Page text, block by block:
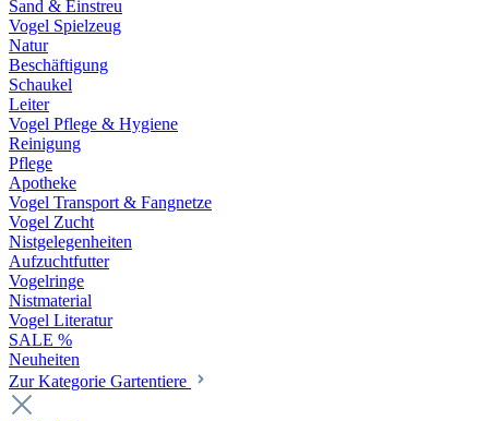
Sand & Einstreu
Vogel Spielzeug
Natur
Beschäftigung
Schaukel
Leiter
Vogel Pflege & Hygiene
Reinigung
Pflege
Apotheke
Vogel Transport & Fangnetze
Vogel Zucht
Nistgelegenheiten
Aufzuchtfutter
Vogelringe
Nistmaterial
Vogel Literatur
SALE %
Neuheiten
Zur Kategorie Gartentiere